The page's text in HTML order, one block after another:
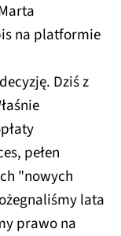
na platformie
Dziś z
pełen
"nowych
lata
prawo na